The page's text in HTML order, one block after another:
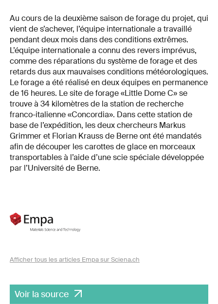
Au cours de la deuxième saison de forage du projet, qui
vient de s’achever, l’équipe internationale a travaillé
pendant deux mois dans des conditions extrêmes.
L’équipe internationale a connu des revers imprévus,
comme des réparations du système de forage et des
retards dus aux mauvaises conditions météorologiques.
Le forage a été réalisé en deux équipes en permanence
de 16 heures. Le site de forage «Little Dome C» se
trouve à 34 kilomètres de la station de recherche
franco-italienne «Concordia». Dans cette station de
base de l’expédition, les deux chercheurs Markus
Grimmer et Florian Krauss de Berne ont été mandatés
afin de découper les carottes de glace en morceaux
transportables à l’aide d’une scie spéciale développée
par l’Université de Berne.
Afficher tous les articles Empa sur Sciena.ch
Voir la source